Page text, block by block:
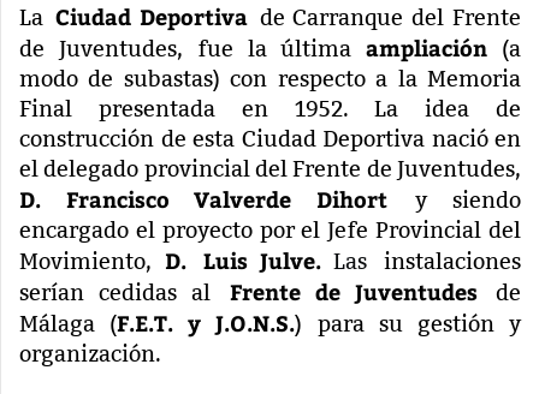
La Ciudad Deportivade Carranque del Frente
de Juventudes, fue la últimaampliación (a
modo de subastas) con respecto a la Memoria
Final presentada en 1952. La idea de
construcción de esta Ciudad Deportiva nació en
el delegado provincial del Frente de Juventudes,
D. Francisco Valverde Dihorty siendo
encargado el proyecto por el Jefe Provincial del
Movimiento, D. Luis Julve. Las instalaciones
serían cedidas al Frente de Juventudesde
Málaga (F.E.T. y J.O.N.S.) para su gestión y
organización.